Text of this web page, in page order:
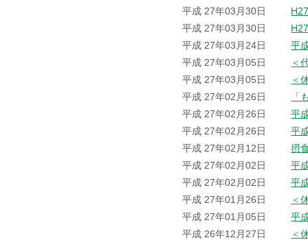
平成 27年03月30日
平成 27年03月30日
平成 27年03月24日
平
平成 27年03月05日
＜
平成 27年03月05日
＜
平成 27年02月26日
「
平成 27年02月26日
平
平成 27年02月26日
平
平成 27年02月12日
摂
平成 27年02月02日
平
平成 27年02月02日
平
平成 27年01月26日
＜
平成 27年01月05日
平
平成 26年12月27日
＜